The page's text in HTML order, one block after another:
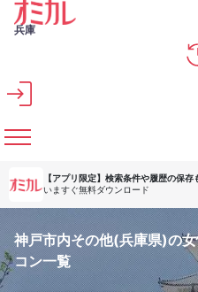
メインコンテンツへスキップ
兵庫
【アプリ限定】 検索条件や履歴の保存
いますぐ無料ダウンロード
神戸市内その他(兵庫県)の
コン一覧